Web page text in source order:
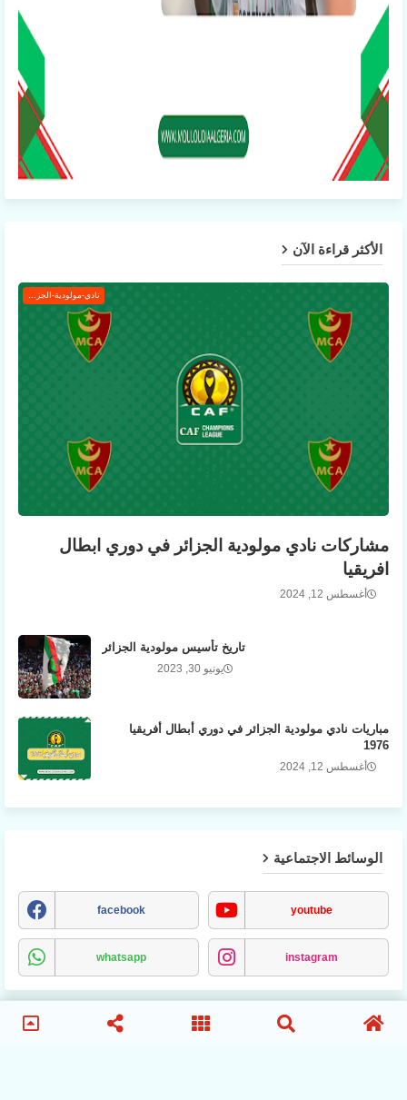
الأكثر قراءة الآن
نادي-مولودية-الجزائر
مشاركات نادي مولودية الجزائر في دوري ابطال
افريقيا
أغسطس 12, 2024
تاريخ تأسيس مولودية الجزائر
يونيو 30, 2023
مباريات نادي مولودية الجزائر في دوري أبطال أفريقيا
1976
أغسطس 12, 2024
الوسائط الاجتماعية
facebook youtube
whatsapp instagram